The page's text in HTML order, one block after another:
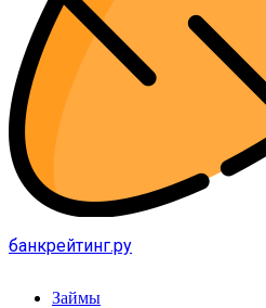
банкрейтинг.ру
Займы